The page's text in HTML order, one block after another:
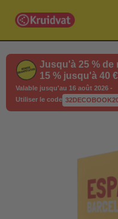
Jusqu'à 25 % de
15 % jusqu'à 40
Valable jusqu'au 16 août 2026 -
Utiliser le code